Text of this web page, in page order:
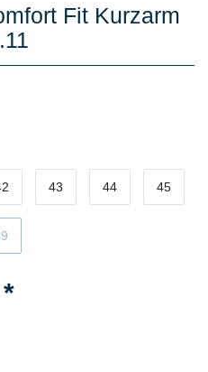
Fit Kurzarm
43 44 45
*